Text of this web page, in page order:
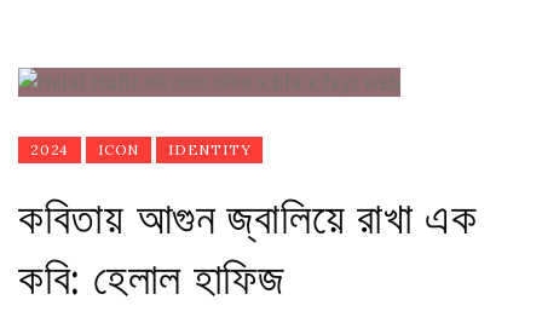
2024 ICON IDENTITY
কবিতায় আগুন জ্বালিয়ে রাখা এক
কবি: হেলাল হাফিজ